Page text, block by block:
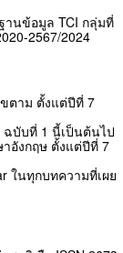
านข้อมูล TCI กลุ่มที่
2567/2024
ตาม ตั้งแต่ปีที่ 7
ฉบับที่ 1 นี้เป็นต้นไป
อังกฤษ ตั้งแต่ปีที่ 7
ในทุกบทความที่เผย